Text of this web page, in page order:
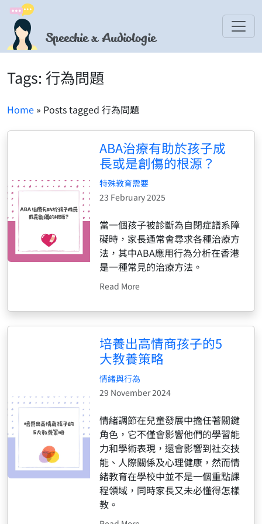
Speechie x Audiologie
Tags: 行為問題
Home » Posts tagged 行為問題
ABA治療有助於孩子成
長或是創傷的根源？
特殊教育需要
23 February 2025
當一個孩子被診斷為自閉症譜系障
礙時，家長通常會尋求各種治療方
法，其中ABA應用行為分析在香港
是一種常見的治療方法。
Read More
培養出高情商孩子的5
大教養策略
情緒與行為
29 November 2024
情緒調節在兒童發展中擔任著關鍵
角色，它不僅會影響他們的學習能
力和學術表現，還會影響到社交技
能、人際關係及心理健康，然而情
緒教育在學校中並不是一個重點課
程領域，同時家長又未必懂得怎樣
教。